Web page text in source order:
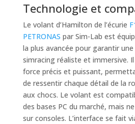
Technologie et
Le volant d’Hamilton de l’écurie
PETRONAS par Sim-Lab est
la plus avancée pour garantir
simracing réaliste et immersive.
force précis et puissant,
de ressentir chaque détail de la
aux chocs. Le volant est
des bases PC du marché, mais
sur consoles. L’interface se fait